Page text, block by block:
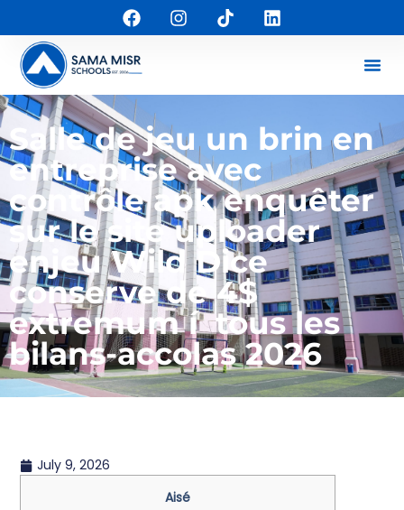
Salle de jeu un brin en
entreprise avec
contrôle apk enquêter
sur le site uploader
enjeu Wild Dice
conserve de 4$
extremum í tous les
bilans-accolas 2026
July 9, 2026
Aisé